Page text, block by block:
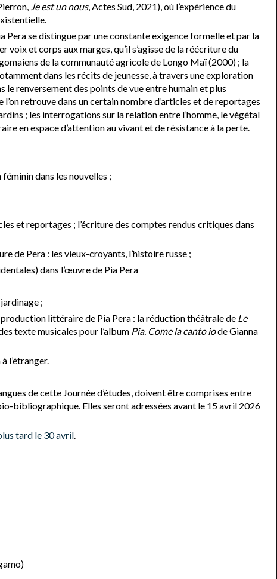
Je est un nous, Actes Sud, 2021), où l’expérience du
Pera se distingue par une constante exigence formelle et par la
et corps aux marges, qu’il s’agisse de la réécriture du
de la communauté agricole de Longo Maï (2000) ; la
dans les récits de jeunesse, à travers une exploration
le renversement des points de vue entre humain et plus
retrouve dans un certain nombre d’articles et de reportages
; les interrogations sur la relation entre l’homme, le végétal
en espace d’attention au vivant et de résistance à la perte.
dans les nouvelles ;
reportages ; l’écriture des comptes rendus critiques dans
Pera : les vieux-croyants, l’histoire russe ;
dans l’œuvre de Pia Pera
;
littéraire de Pia Pera : la réduction théâtrale de Le
texte musicales pour l’album Pia. Come la canto iode Gianna
de cette Journée d’études, doivent être comprises entre
bibliographique. Elles seront adressées avant le 15 avril 2026
tard le 30 avril.